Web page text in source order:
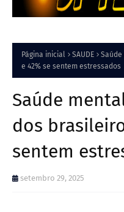
Página inicial SAUDE
e 42% se sentem estressados
Saúde
dos
sentem
setembro 29, 2025